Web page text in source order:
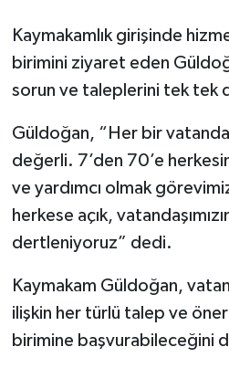
Kaymakamlık girişinde
birimini ziyaret eden
sorun ve taleplerini tek tek
Güldoğan, “Her bir
değerli. 7’den 70’e
ve yardımcı olmak
herkese açık,
dertleniyoruz” dedi.
Kaymakam Güldoğan,
ilişkin her türlü talep ve öneri
birimine başvurabileceğini